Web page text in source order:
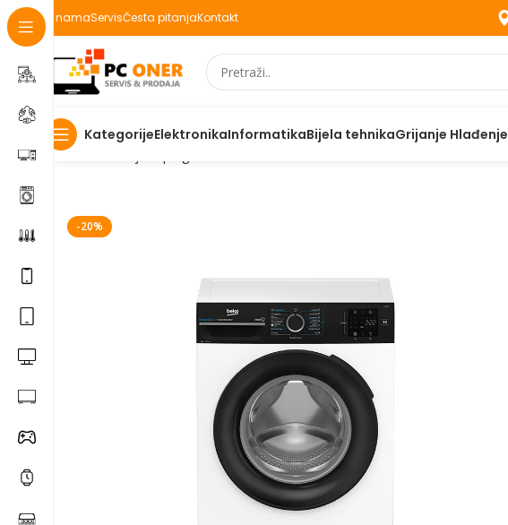
O namaServisČesta pitanjaKontakt
KategorijeElektronikaInformatikaBijela tehnikaGrijanje Hlađenje
Početna
-20%